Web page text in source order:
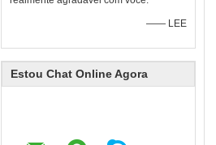
—— LEE
Estou Chat Online Agora